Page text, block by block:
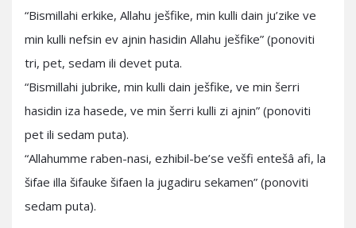
“Bismillahi erkike, Allahu ješfike, min kulli dain ju’zike ve
min kulli nefsin ev ajnin hasidin Allahu ješfike” (ponoviti
tri, pet, sedam ili devet puta.
“Bismillahi jubrike, min kulli dain ješfike, ve min šerri
hasidin iza hasede, ve min šerri kulli zi ajnin” (ponoviti
pet ili sedam puta).
“Allahumme raben-nasi, ezhibil-be’se vešfi entešâ afi, la
šifae illa šifauke šifaen la jugadiru sekamen” (ponoviti
sedam puta).